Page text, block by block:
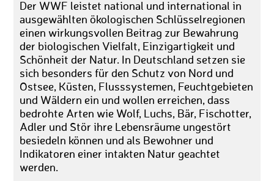
Der WWF leistet national und international in
ausgewählten ökologischen Schlüsselregionen
einen wirkungsvollen Beitrag zur Bewahrung
der biologischen Vielfalt, Einzigartigkeit und
Schönheit der Natur. In Deutschland setzen sie
sich besonders für den Schutz von Nord und
Ostsee, Küsten, Flusssystemen, Feuchtgebieten
und Wäldern ein und wollen erreichen, dass
bedrohte Arten wie Wolf, Luchs, Bär, Fischotter,
Adler und Stör ihre Lebensräume ungestört
besiedeln können und als Bewohner und
Indikatoren einer intakten Natur geachtet
werden.